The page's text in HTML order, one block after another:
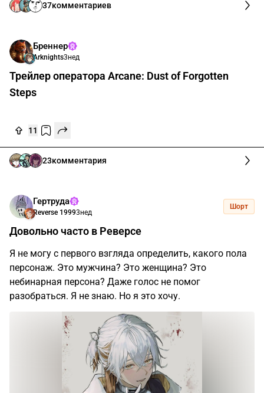
37комментариев
Бреннер
Arknights3нед
Трейлер оператора Arcane: Dust of Forgotten
Steps
11
23комментария
Гертруда
Reverse 19993нед
Шорт
Довольно часто в Реверсе
Я не могу с первого взгляда определить, какого пола
персонаж. Это мужчина? Это женщина? Это
небинарная персона? Даже голос не помог
разобраться. Я не знаю. Но я это хочу.